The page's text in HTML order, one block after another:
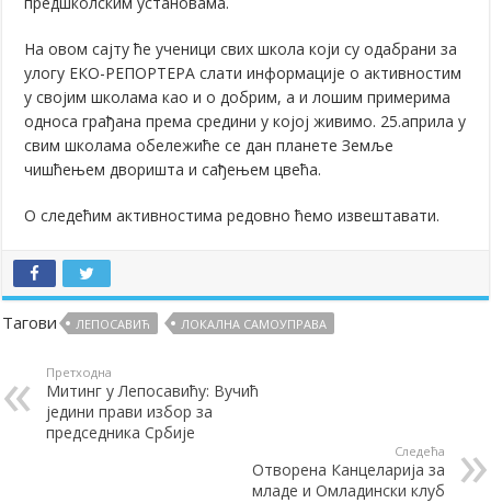
На овом сајту ће ученици свих школа који су одабрани за
улогу ЕКО-РЕПОРТЕРА слати информације о активностим
у својим школама као и о добрим, а и лошим примерима
односа грађана према средини у којој живимо. 25.априла у
свим школама обележиће се дан планете Земље
чишћењем дворишта и сађењем цвећа.
О следећим активностима редовно ћемо извештавати.
Тагови ЛЕПОСАВИЋ ЛОКАЛНА САМОУПРАВА
Претходна
Митинг у Лепосавићу: Вучић
једини прави избор за
председника Србије
Следећа
Отворена Канцеларија за
младе и Омладински клуб